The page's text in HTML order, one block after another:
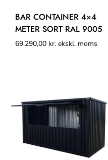
BAR CONTAINER 4×4
METER SORT RAL 9005
69.290,00 kr. ekskl. moms